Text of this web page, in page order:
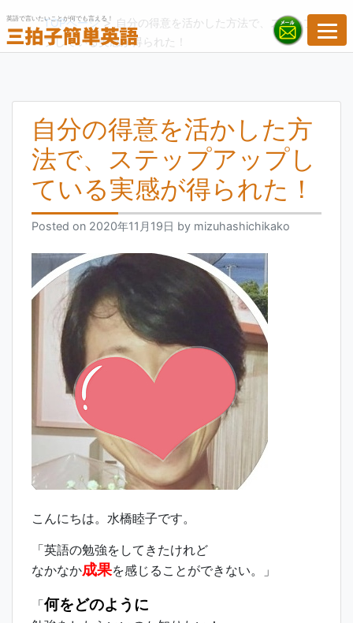
to
content
英語で言いたいことが何でも言える！
TOPページ> 自分の得意を活かした方法で、ステップアッ
プしている実感が得られた！
自分の得意を活かした方
法で、ステップアップし
ている実感が得られた！
Posted on 2020年11月19日 by mizuhashichikako
こんにちは。水橋睦子です。
「英語の勉強をしてきたけれど
なかなか成果を感じることができない。」
「何をどのように